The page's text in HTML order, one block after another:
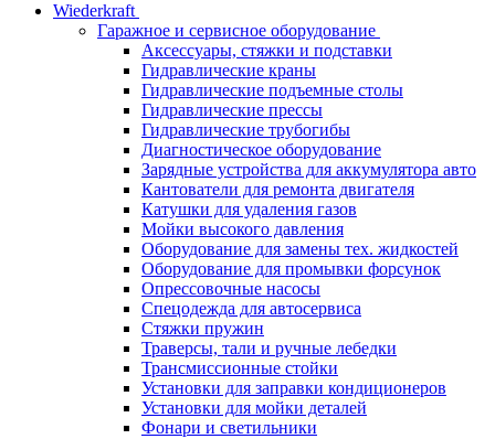
Wiederkraft
Гаражное и сервисное оборудование
Аксессуары, стяжки и подставки
Гидравлические краны
Гидравлические подъемные столы
Гидравлические прессы
Гидравлические трубогибы
Диагностическое оборудование
Зарядные устройства для аккумулятора авто
Кантователи для ремонта двигателя
Катушки для удаления газов
Мойки высокого давления
Оборудование для замены тех. жидкостей
Оборудование для промывки форсунок
Опрессовочные насосы
Спецодежда для автосервиса
Стяжки пружин
Траверсы, тали и ручные лебедки
Трансмиссионные стойки
Установки для заправки кондиционеров
Установки для мойки деталей
Фонари и светильники